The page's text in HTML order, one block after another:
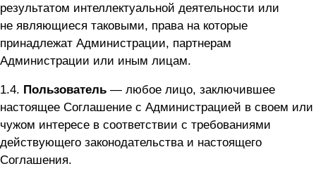
результатом интеллектуальной деятельности или
не являющиеся таковыми, права на которые
принадлежат Администрации, партнерам
Администрации или иным лицам.
1.4. Пользователь — любое лицо, заключившее
настоящее Соглашение с Администрацией в своем или
чужом интересе в соответствии с требованиями
действующего законодательства и настоящего
Соглашения.